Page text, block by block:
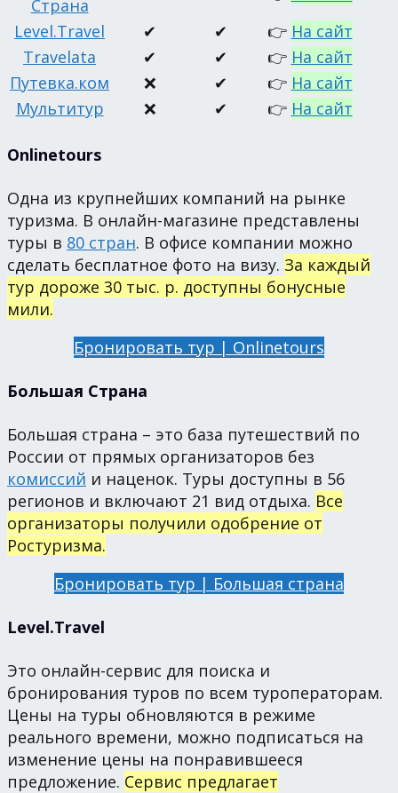
Страна
Level.Travel
✔ ✔ 👉 На сайт
Travelata
✔ ✔ 👉 На сайт
Путевка.ком
❌ ✔ 👉 На сайт
Мультитур
❌ ✔ 👉 На сайт
Onlinetours
Одна из крупнейших компаний на рынке
туризма. В онлайн-магазине представлены
туры в 80 стран. В офисе компании можно
сделать бесплатное фото на визу. За каждый
тур дороже 30 тыс. р. доступны бонусные
мили.
Бронировать тур | Onlinetours
Большая Страна
Большая страна – это база путешествий по
России от прямых организаторов без
комиссий и наценок. Туры доступны в 56
регионов и включают 21 вид отдыха. Все
организаторы получили одобрение от
Ростуризма.
Бронировать тур | Большая страна
Level.Travel
Это онлайн-сервис для поиска и
бронирования туров по всем туроператорам.
Цены на туры обновляются в режиме
реального времени, можно подписаться на
изменение цены на понравившееся
предложение. Сервис предлагает